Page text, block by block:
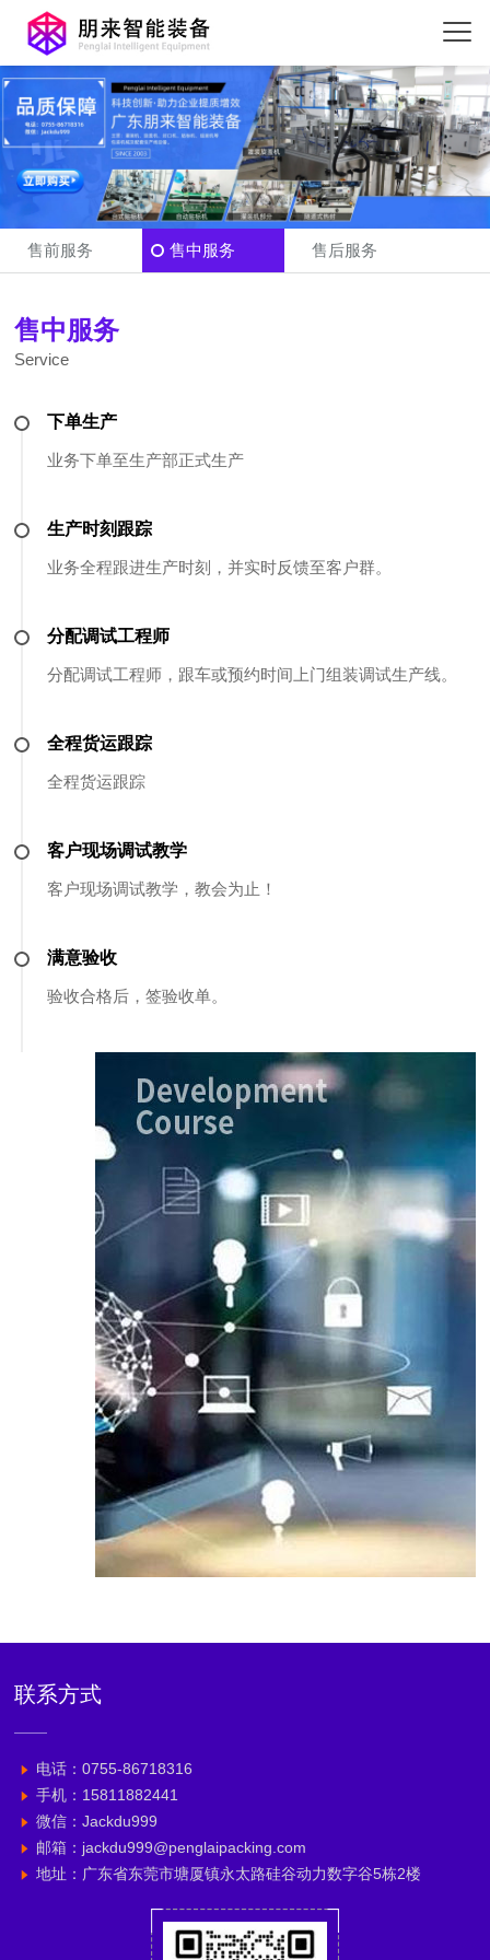
售前服务 售中服务 售后服务
售中服务
Service
下单生产
业务下单至生产部正式生产
生产时刻跟踪
业务全程跟进生产时刻，并实时反馈至客户群。
分配调试工程师
分配调试工程师，跟车或预约时间上门组装调试生产线。
全程货运跟踪
全程货运跟踪
客户现场调试教学
客户现场调试教学，教会为止！
满意验收
验收合格后，签验收单。
联系方式
电话：0755-86718316
手机：15811882441
微信：Jackdu999
邮箱：jackdu999@penglaipacking.com
地址：广东省东莞市塘厦镇永太路硅谷动力数字谷5栋2楼